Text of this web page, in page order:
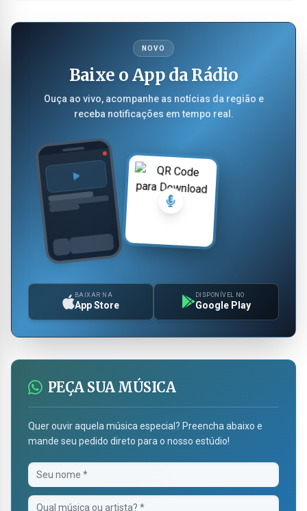
NOVO
Baixe o App da Rádio
Ouça ao vivo, acompanhe as notícias da região e
receba notificações em tempo real.
BAIXAR NA
App Store
DISPONÍVEL NO
Google Play
PEÇA SUA MÚSICA
Quer ouvir aquela música especial? Preencha abaixo e
mande seu pedido direto para o nosso estúdio!